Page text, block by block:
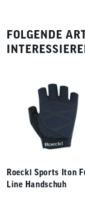
FOLGENDE
Roeckl Sports Iton
Line Handschuh